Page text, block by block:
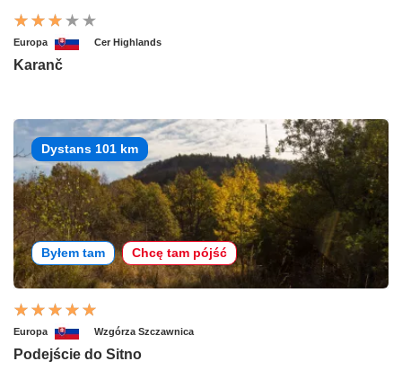
Europa Cer Highlands
Karanč
Dystans 101 km
Byłem tam Chcę tam pójść
Europa Wzgórza Szczawnica
Podejście do Sitno